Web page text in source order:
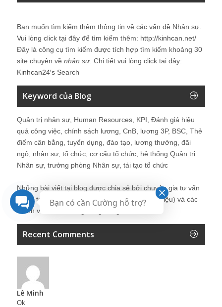
Bạn muốn tìm kiếm thêm thông tin về các vấn đề Nhân sự
Vui lòng click tại đây để tìm kiếm thêm: http://kinhcan.net/
Đây là công cụ tìm kiếm được tích hợp tìm kiếm khoảng 30
site chuyên về nhân sự. Chi tiết vui lòng click tại đây:
Kinhcan24′s Search
Keyword của Blog
Quản trị nhân sự, Human Resources, KPI, Đánh giá hiệu
quả công việc, chính sách lương, CnB, lương 3P, BSC, Thẻ
điểm cân bằng, tuyển dụng, đào tạo, lương thưởng, đãi
ngộ, nhân sự, tổ chức, cơ cấu tổ chức, hệ thống Quản trị
Nhân sự, trưởng phòng Nhân sự, tái tạo tổ chức
Những bài viết tại blog được chia sẻ bởi chuyên gia tư vấn
Quản trị Nhân sự Nguyễn Hùng Cường (giới thiệu) và các
thành viên khác trong cộng đồng Nhân sự.
Recent Comments
Lê Minh
Ok
Bạn có cần Cường hỗ trợ?